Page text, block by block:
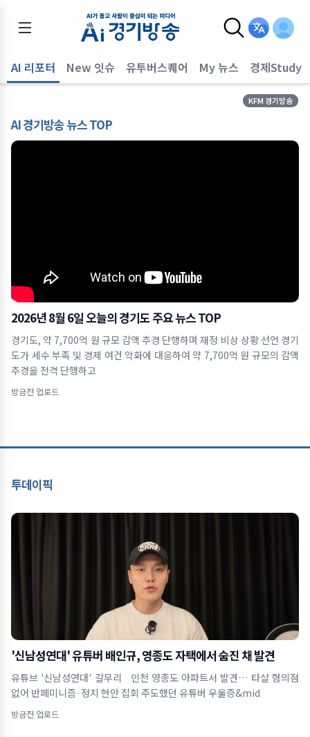
AI 리포터 New 잇슈 유투버스퀘어 My 뉴스 경제Study
KFM 경기방송
AI 경기방송 뉴스 TOP
2026년 8월 6일 오늘의 경기도 주요 뉴스 TOP
경기도, 약 7,700억 원 규모 감액 추경 단행하며 재정 비상 상황 선언 경기
도가 세수 부족 및 경제 여건 악화에 대응하여 약 7,700억 원 규모의 감액
추경을 전격 단행하고
방금전 업로드
투데이픽
'신남성연대' 유튜버 배인규, 영종도 자택에서 숨진 채 발견
유튜브 '신남성연대' 갈무리 인천 영종도 아파트서 발견… 타살 혐의점
없어 반페미니즘·정치 현안 집회 주도했던 유튜버 우울증&mid
방금전 업로드